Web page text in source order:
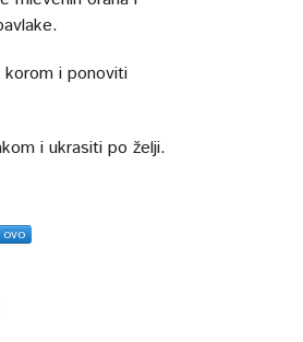
i ponoviti
i ukrasiti po želji.
ovo